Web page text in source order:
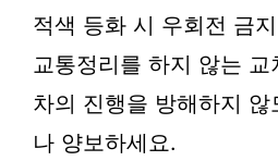
적색 등화 시 우회전 금
교통정리를 하지 않는 교
차의 진행을 방해하지 않
나 양보하세요.